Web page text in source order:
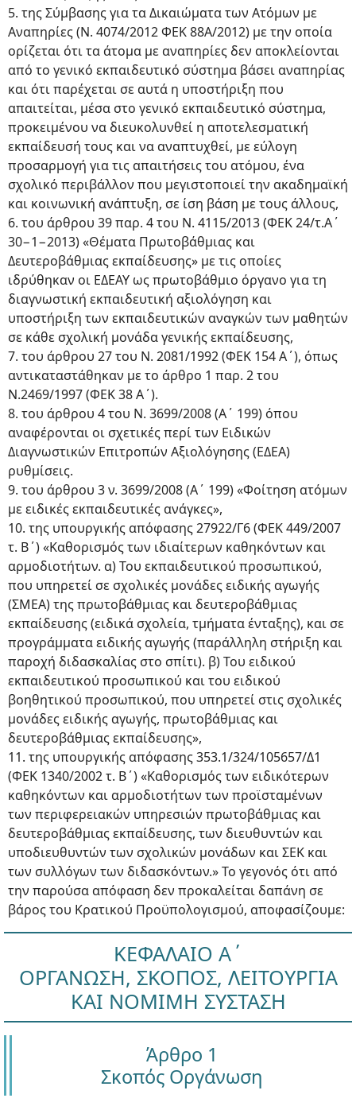
5. της Σύμβασης για τα Δικαιώματα των Ατόμων με
Αναπηρίες (Ν. 4074/2012 ΦΕΚ 88Α/2012) με την οποία
ορίζεται ότι τα άτομα με αναπηρίες δεν αποκλείονται
από το γενικό εκπαιδευτικό σύστημα βάσει αναπηρίας
και ότι παρέχεται σε αυτά η υποστήριξη που
απαιτείται, μέσα στο γενικό εκπαιδευτικό σύστημα,
προκειμένου να διευκολυνθεί η αποτελεσματική
εκπαίδευσή τους και να αναπτυχθεί, με εύλογη
προσαρμογή για τις απαιτήσεις του ατόμου, ένα
σχολικό περιβάλλον που μεγιστοποιεί την ακαδημαϊκή
και κοινωνική ανάπτυξη, σε ίση βάση με τους άλλους,
6. του άρθρου 39 παρ. 4 του Ν. 4115/2013 (ΦΕΚ 24/τ.Α΄
30−1−2013) «Θέματα Πρωτοβάθμιας και
Δευτεροβάθμιας εκπαίδευσης» με τις οποίες
ιδρύθηκαν οι ΕΔΕΑΥ ως πρωτοβάθμιο όργανο για τη
διαγνωστική εκπαιδευτική αξιολόγηση και
υποστήριξη των εκπαιδευτικών αναγκών των μαθητών
σε κάθε σχολική μονάδα γενικής εκπαίδευσης,
7. του άρθρου 27 του Ν. 2081/1992 (ΦΕΚ 154 Α΄), όπως
αντικαταστάθηκαν με το άρθρο 1 παρ. 2 του
Ν.2469/1997 (ΦΕΚ 38 Α΄).
8. του άρθρου 4 του Ν. 3699/2008 (Α΄ 199) όπου
αναφέρονται οι σχετικές περί των Ειδικών
Διαγνωστικών Επιτροπών Αξιολόγησης (ΕΔΕΑ)
ρυθμίσεις.
9. του άρθρου 3 ν. 3699/2008 (Α΄ 199) «Φοίτηση ατόμων
με ειδικές εκπαιδευτικές ανάγκες»,
10. της υπουργικής απόφασης 27922/Γ6 (ΦΕΚ 449/2007
τ. Β΄) «Καθορισμός των ιδιαίτερων καθηκόντων και
αρμοδιοτήτων. α) Του εκπαιδευτικού προσωπικού,
που υπηρετεί σε σχολικές μονάδες ειδικής αγωγής
(ΣΜΕΑ) της πρωτοβάθμιας και δευτεροβάθμιας
εκπαίδευσης (ειδικά σχολεία, τμήματα ένταξης), και σε
προγράμματα ειδικής αγωγής (παράλληλη στήριξη και
παροχή διδασκαλίας στο σπίτι). β) Του ειδικού
εκπαιδευτικού προσωπικού και του ειδικού
βοηθητικού προσωπικού, που υπηρετεί στις σχολικές
μονάδες ειδικής αγωγής, πρωτοβάθμιας και
δευτεροβάθμιας εκπαίδευσης»,
11. της υπουργικής απόφασης 353.1/324/105657/Δ1
(ΦΕΚ 1340/2002 τ. Β΄) «Καθορισμός των ειδικότερων
καθηκόντων και αρμοδιοτήτων των προϊσταμένων
των περιφερειακών υπηρεσιών πρωτοβάθμιας και
δευτεροβάθμιας εκπαίδευσης, των διευθυντών και
υποδιευθυντών των σχολικών μονάδων και ΣΕΚ και
των συλλόγων των διδασκόντων.» Το γεγονός ότι από
την παρούσα απόφαση δεν προκαλείται δαπάνη σε
βάρος του Κρατικού Προϋπολογισμού, αποφασίζουμε:
ΚΕΦΑΛΑΙΟ Α΄
ΟΡΓΑΝΩΣΗ, ΣΚΟΠΟΣ, ΛΕΙΤΟΥΡΓΙΑ
ΚΑΙ ΝΟΜΙΜΗ ΣΥΣΤΑΣΗ
Άρθρο 1
Σκοπός Οργάνωση